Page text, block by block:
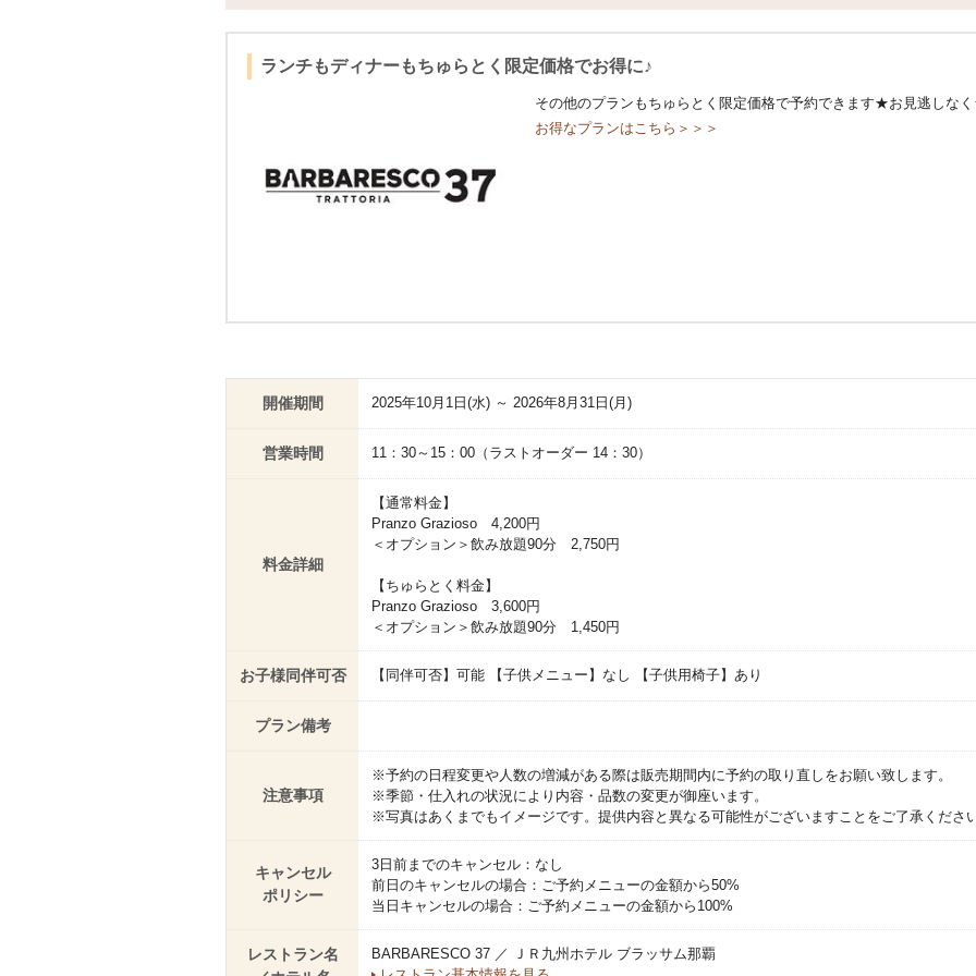
ランチもディナーもちゅらとく限定価格でお得に♪
その他のプランもちゅらとく限定価格で予約できます★お見逃しな
お得なプランはこちら＞＞＞
開催期間 2025年10月1日(水) ～ 2026年8月31日(月)
営業時間 11：30～15：00（ラストオーダー 14：30）
料金詳細
【通常料金】
Pranzo Grazioso 4,200円
＜オプション＞飲み放題90分 2,750円
【ちゅらとく料金】
Pranzo Grazioso 3,600円
＜オプション＞飲み放題90分 1,450円
お子様同伴可否 【同伴可否】可能 【子供メニュー】なし 【子供用椅子】あり
プラン備考
注意事項
※予約の日程変更や人数の増減がある際は販売期間内に予約の取り直しをお願い致します。
※季節・仕入れの状況により内容・品数の変更が御座います。
※写真はあくまでもイメージです。提供内容と異なる可能性がございますことをご了承くださ
キャンセル
ポリシー
3日前までのキャンセル：なし
前日のキャンセルの場合：ご予約メニューの金額から50%
当日キャンセルの場合：ご予約メニューの金額から100%
レストラン名
BARBARESCO 37 ／ ＪＲ九州ホテル ブラッサム那覇